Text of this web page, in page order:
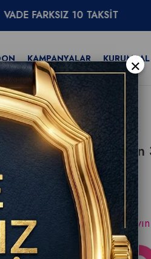
10 TAKSİT
KAMPANYALAR KURUMSAL
Khaki Field Expedition
Sor
Bayi Doğrulama için
tıklayın
×